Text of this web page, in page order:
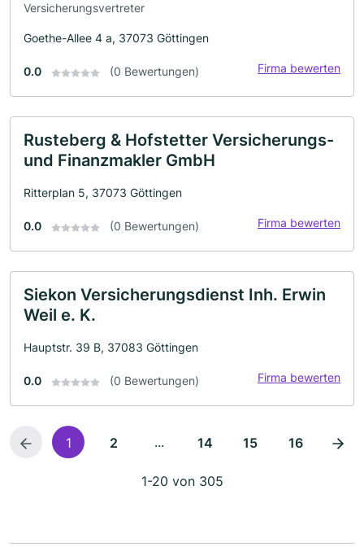
Versicherungsvertreter
Goethe-Allee 4 a, 37073 Göttingen
0.0 (0 Bewertungen) Firma bewerten
Rusteberg & Hofstetter Versicherungs-
und Finanzmakler GmbH
Ritterplan 5, 37073 Göttingen
0.0 (0 Bewertungen) Firma bewerten
Siekon Versicherungsdienst Inh. Erwin
Weil e. K.
Hauptstr. 39 B, 37083 Göttingen
0.0 (0 Bewertungen) Firma bewerten
1 2 ... 14 15 16
1-20 von 305